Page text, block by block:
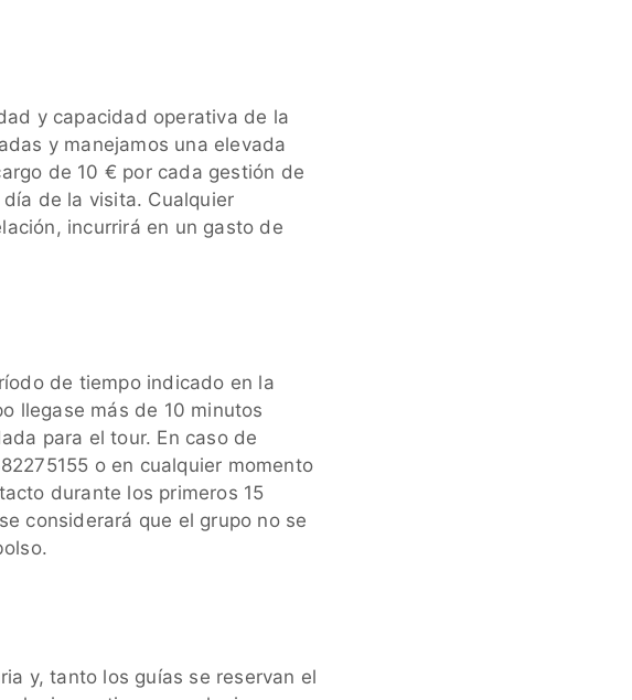
y capacidad operativa de la
y manejamos una elevada
de 10 € por cada gestión de
de la visita. Cualquier
incurrirá en un gasto de
de tiempo indicado en la
llegase más de 10 minutos
para el tour. En caso de
o en cualquier momento
durante los primeros 15
considerará que el grupo no se
y, tanto los guías se reservan el